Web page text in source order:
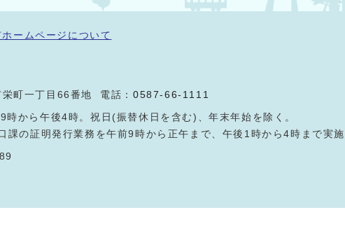
ームページについて
町一丁目66番地 電話：0587-66-1111
時から午後4時。祝日(振替休日を含む)、年末年始を除く。
課の証明発行業務を午前9時から正午まで、午後1時から4時まで実施